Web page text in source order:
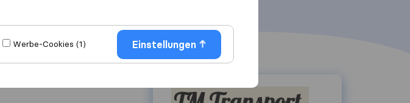
Werbe-Cookies (1) Einstellungen